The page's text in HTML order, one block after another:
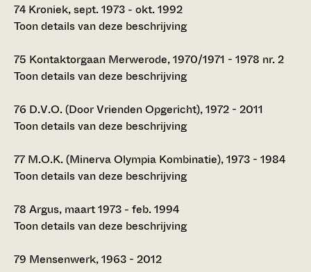
74 Kroniek, sept. 1973 - okt. 1992
Toon details van deze beschrijving
75 Kontaktorgaan Merwerode, 1970/1971 - 1978 nr. 2
Toon details van deze beschrijving
76 D.V.O. (Door Vrienden Opgericht), 1972 - 2011
Toon details van deze beschrijving
77 M.O.K. (Minerva Olympia Kombinatie), 1973 - 1984
Toon details van deze beschrijving
78 Argus, maart 1973 - feb. 1994
Toon details van deze beschrijving
79 Mensenwerk, 1963 - 2012